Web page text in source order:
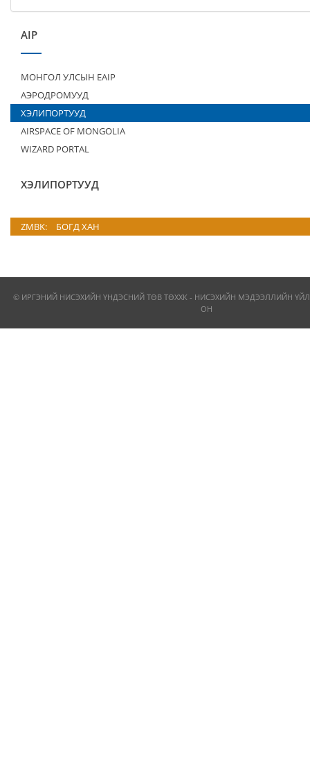
AIP
МОНГОЛ УЛСЫН EAIP
АЭРОДРОМУУД
ХЭЛИПОРТУУД
AIRSPACE OF MONGOLIA
WIZARD PORTAL
ХЭЛИПОРТУУД
ZMBK: БОГД ХАН
© ИРГЭНИЙ НИСЭХИЙН ҮНДЭСНИЙ ТӨВ ТӨХХК - НИСЭХИЙН МЭДЭЭЛЛИЙН
ОН